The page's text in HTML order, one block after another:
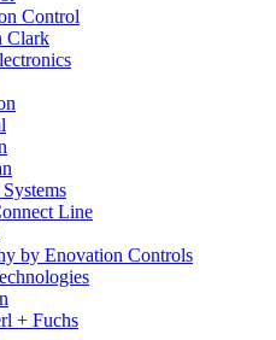
Control
Clark
Line
by Enovation Controls
+ Fuchs